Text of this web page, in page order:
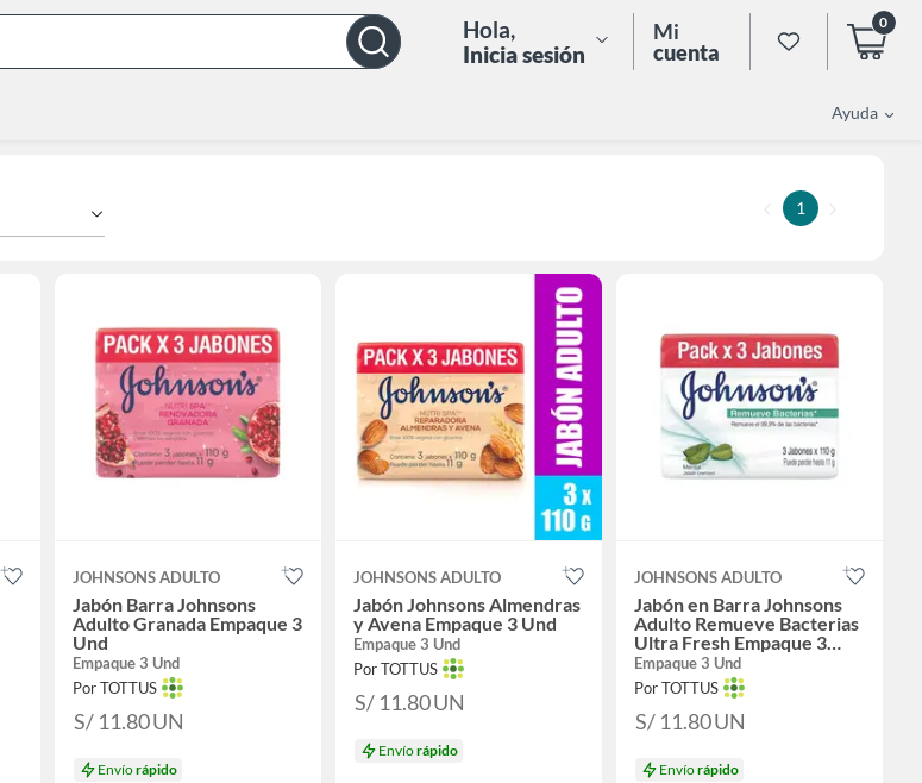
Bar
Hola,
Inicia sesión
Mi
cuenta
0
Ayuda
1
JOHNSONS ADULTO
Jabón Barra Johnsons
Adulto Granada Empaque 3
Und
Empaque 3 Und
Por TOTTUS
S/ 11.80UN
Envíorápido
JOHNSONS ADULTO
Jabón Johnsons Almendras
y Avena Empaque 3 Und
Empaque 3 Und
Por TOTTUS
S/ 11.80UN
Envíorápido
JOHNSONS ADULTO
Jabón en Barra Johnsons
Adulto Remueve Bacterias
Ultra Fresh Empaque 3
Und
Empaque 3 Und
Por TOTTUS
S/ 11.80UN
Envíorápido